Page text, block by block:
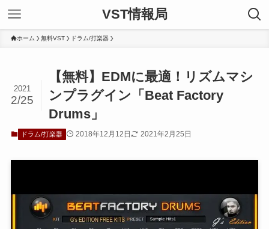
VST情報局
ホーム 無料VST ドラム/打楽器
【無料】EDMに最適！リズムマシ
ンプラグイン「Beat Factory
Drums」
2021
2/25
ドラム/打楽器 2018年12月12日 2021年2月25日